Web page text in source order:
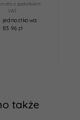
z podatkiem
VAT
jednostkowa:
83.96 zł
także